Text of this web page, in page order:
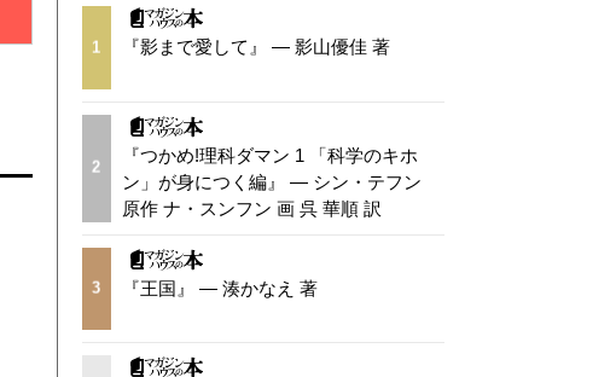
1 『影まで愛して』 — 影山優佳 著
2
『つかめ!理科ダマン 1 「科学のキホ
ン」が身につく編』 — シン・テフン
原作 ナ・スンフン 画 呉 華順 訳
3 『王国』 — 湊かなえ 著